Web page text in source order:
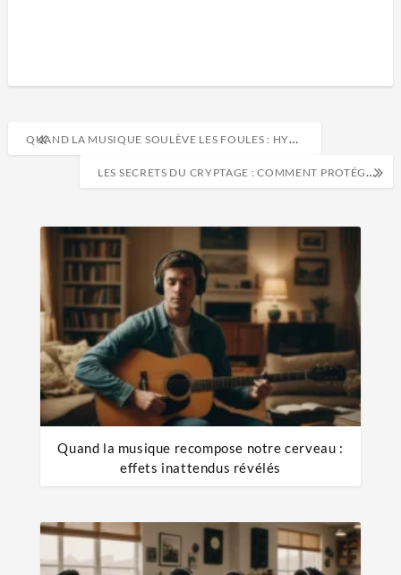
QUAND LA MUSIQUE SOULÈVE LES FOULES : HYMNES DES RÉVOLUTIONS SOCIALES
LES SECRETS DU CRYPTAGE : COMMENT PROTÉGER VOS MESSAGES NUMÉRIQUES FACILEMENT
Quand la musique recompose notre cerveau :
effets inattendus révélés